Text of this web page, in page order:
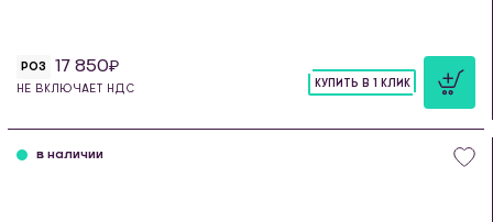
РОЗ 17 850
НЕ ВКЛЮЧАЕТ НДС
КУПИТЬ В 1 КЛИК
в наличии